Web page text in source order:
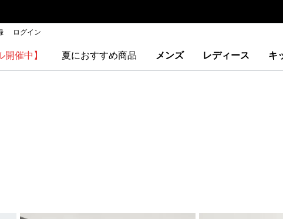
ログイン
開催中】 夏におすすめ商品 メンズ レディース キ